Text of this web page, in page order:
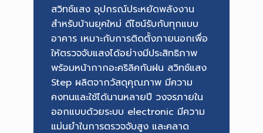
สวิทช์แสง อุปกรณ์ประหยัดพลังงาน
สำหรับบ้านยุคใหม่ ดีไซน์รับกับทุกแบบ
อาคาร เหมาะกับการติดตั้งภายนอกเพื่อ
ให้ตรวจจับแสงได้อย่างมีประสิทธิภาพ
พร้อมหน้ากากอะคริลิคกันฝน สวิทช์แสง
Step ผลิตจากวัสดุคุณภาพ มีความ
คงทนและใช้ได้นานหลายปี วงจรภายใน
ออกแบบด้วยระบบ electronic มีความ
แม่นยำในการตรวจจับสูง และคลาด